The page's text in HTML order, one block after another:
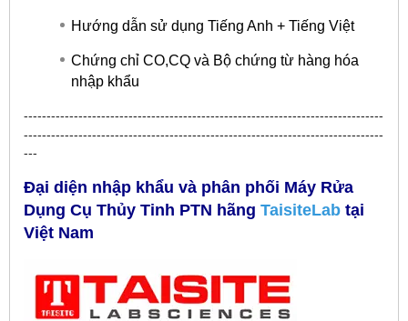
Hướng dẫn sử dụng Tiếng Anh + Tiếng Việt
Chứng chỉ CO,CQ và Bộ chứng từ hàng hóa
nhập khẩu
-------------------------------------------------------------------------------
-------------------------------------------------------------------------------
---
Đại diện nhập khẩu và phân phối Máy Rửa
Dụng Cụ Thủy Tinh PTN hãng TaisiteLab tại
Việt Nam